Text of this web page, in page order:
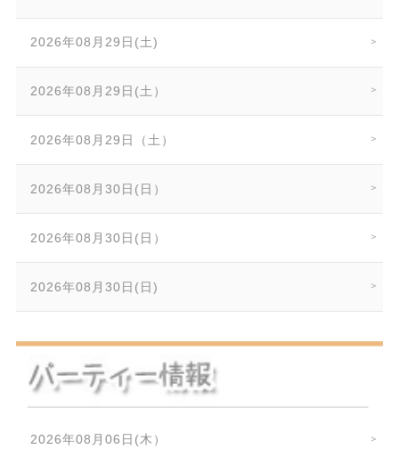
2026年08月29日(土)
2026年08月29日(土）
2026年08月29日（土）
2026年08月30日(日）
2026年08月30日(日）
2026年08月30日(日)
2026年08月06日(木）